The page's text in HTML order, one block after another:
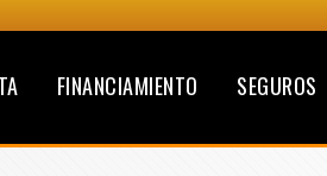
FINANCIAMIENTO SEGUROS